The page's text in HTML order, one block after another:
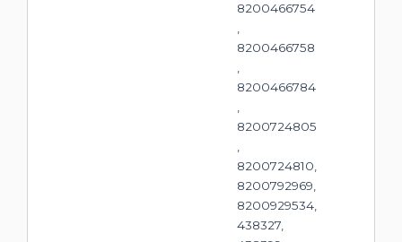
8200466754
,
8200466758
,
8200466784
,
8200724805
,
8200724810,
8200792969,
8200929534,
438327,